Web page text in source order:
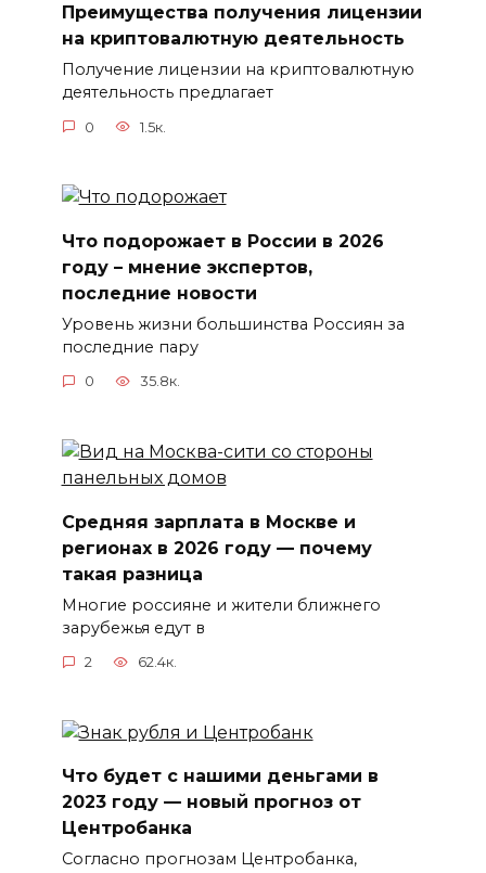
Преимущества получения лицензии
на криптовалютную деятельность
Получение лицензии на криптовалютную
деятельность предлагает
0 1.5к.
Что подорожает в России в 2026
году – мнение экспертов,
последние новости
Уровень жизни большинства Россиян за
последние пару
0 35.8к.
Средняя зарплата в Москве и
регионах в 2026 году — почему
такая разница
Многие россияне и жители ближнего
зарубежья едут в
2 62.4к.
Что будет с нашими деньгами в
2023 году — новый прогноз от
Центробанка
Согласно прогнозам Центробанка,